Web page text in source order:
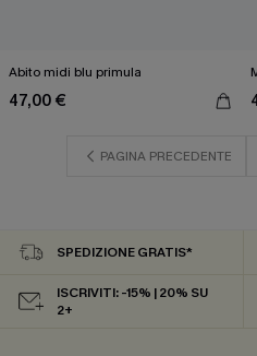
Abito midi blu primula
47,00 €
PAGINA PRECEDENTE
SPEDIZIONE GRATIS*
ISCRIVITI: -15% | 20% SU
2+